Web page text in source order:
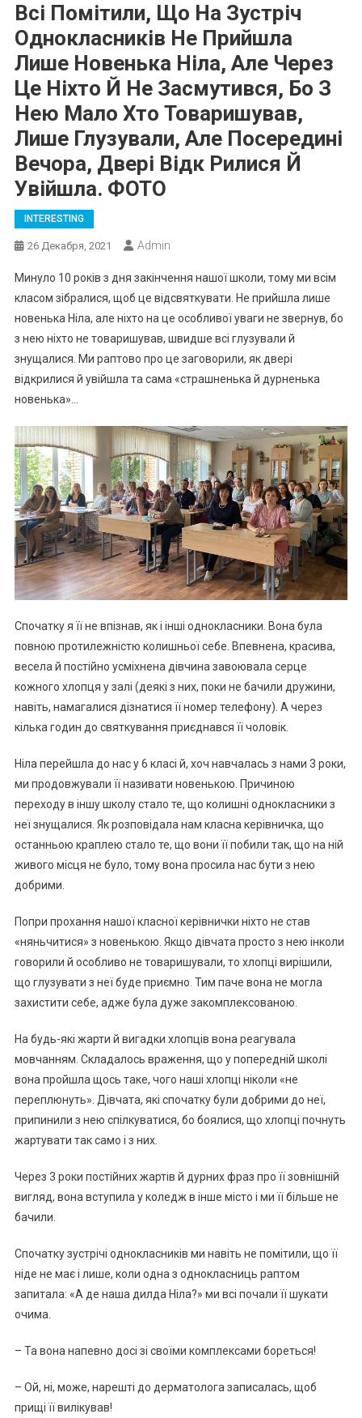
Всі Помітили, Що На Зустріч
Однокласників Не Прийшла
Лише Новенька Ніла, Але Через
Це Ніхто Й Не Засмутився, Бо З
Нею Мало Хто Товаришував,
Лише Глузували, Але Посередині
Вечора, Двері Відк Рилися Й
Увійшла. ФОТО
INTERESTING
26 Декабря, 2021 Admin
Минуло 10 років з дня закінчення нашої школи, тому ми всім
класом зібралися, щоб це відсвяткувати. Не прийшла лише
новенька Ніла, але ніхто на це особливої уваги не звернув, бо
з нею ніхто не товаришував, швидше всі глузували й
знущалися. Ми раптово про це заговорили, як двері
відкрилися й увійшла та сама «страшненька й дурненька
новенька»…
Спочатку я її не впізнав, як і інші однокласники. Вона була
повною протилежністю колишньої себе. Впевнена, красива,
весела й постійно усміхнена дівчина завоювала серце
кожного хлопця у залі (деякі з них, поки не бачили дружини,
навіть, намагалися дізнатися її номер телефону). А через
кілька годин до святкування приєднався її чоловік.
Ніла перейшла до нас у 6 класі й, хоч навчалась з нами 3 роки,
ми продовжували її називати новенькою. Причиною
переходу в іншу школу стало те, що колишні однокласники з
неї знущалися. Як розповідала нам класна керівничка, що
останньою краплею стало те, що вони її побили так, що на ній
живого місця не було, тому вона просила нас бути з нею
добрими.
Попри прохання нашої класної керівнички ніхто не став
«няньчитися» з новенькою. Якщо дівчата просто з нею інколи
говорили й особливо не товаришували, то хлопці вирішили,
що глузувати з неї буде приємно. Тим паче вона не могла
захистити себе, адже була дуже закомплексованою.
На будь-які жарти й вигадки хлопців вона реагувала
мовчанням. Складалось враження, що у попередній школі
вона пройшла щось таке, чого наші хлопці ніколи «не
переплюнуть». Дівчата, які спочатку були добрими до неї,
припинили з нею спілкуватися, бо боялися, що хлопці почнуть
жартувати так само і з них.
Через 3 роки постійних жартів й дурних фраз про її зовнішній
вигляд, вона вступила у коледж в інше місто і ми її більше не
бачили.
Спочатку зустрічі однокласників ми навіть не помітили, що її
ніде не має і лише, коли одна з однокласниць раптом
запитала: «А де наша дилда Ніла?» ми всі почали її шукати
очима.
– Та вона напевно досі зі своїми комплексами бореться!
– Ой, ні, може, нарешті до дерматолога записалась, щоб
прищі її вилікував!